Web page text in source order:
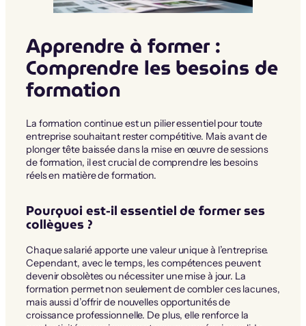
Apprendre à former :
Comprendre les besoins de
formation
La formation continue est un pilier essentiel pour toute
entreprise souhaitant rester compétitive. Mais avant de
plonger tête baissée dans la mise en œuvre de sessions
de formation, il est crucial de comprendre les besoins
réels en matière de formation.
Pourquoi est-il essentiel de former ses
collègues ?
Chaque salarié apporte une valeur unique à l’entreprise.
Cependant, avec le temps, les compétences peuvent
devenir obsolètes ou nécessiter une mise à jour. La
formation permet non seulement de combler ces lacunes,
mais aussi d’offrir de nouvelles opportunités de
croissance professionnelle. De plus, elle renforce la